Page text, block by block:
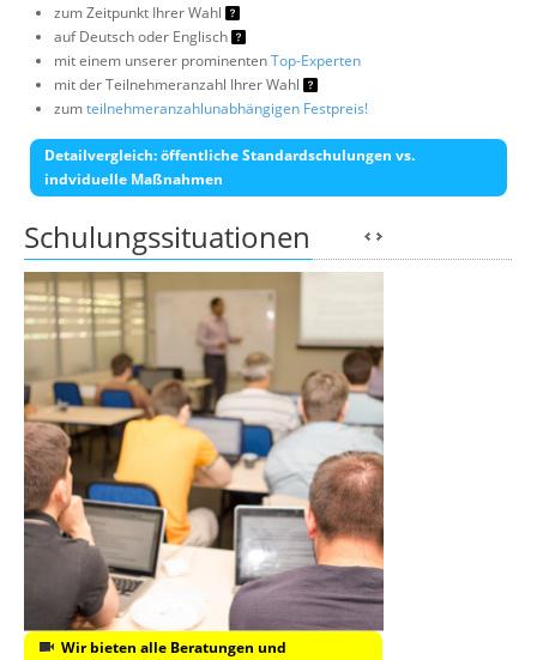
zum Zeitpunkt Ihrer Wahl
auf Deutsch oder Englisch
mit einem unserer prominentenTop-Experten
mit der Teilnehmeranzahl Ihrer Wahl
zumteilnehmeranzahlunabhängigen Festpreis!
Detailvergleich: öffentliche Standardschulungen vs.
indviduelle Maßnahmen
Schulungssituationen
Wir bieten alle Beratungen und